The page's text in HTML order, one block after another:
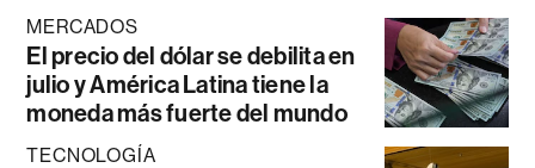
MERCADOS
El precio del dólar se debilita en
julio y América Latina tiene la
moneda más fuerte del mundo
TECNOLOGÍA